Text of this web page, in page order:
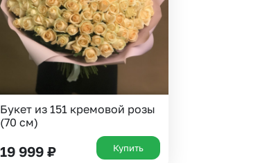
Букет из 151 кремовой розы
(70 см)
19 999 ₽ Купить